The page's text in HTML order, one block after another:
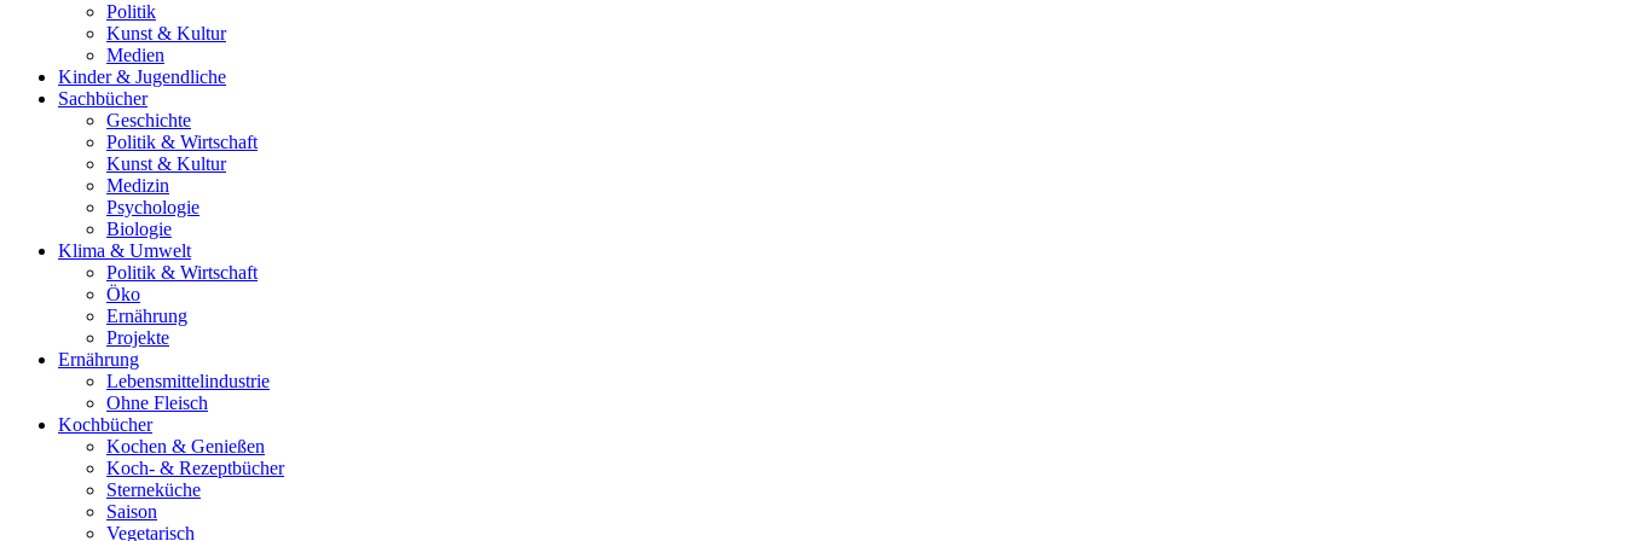
Politik
Kunst & Kultur
Medien
Kinder & Jugendliche
Sachbücher
Geschichte
Politik & Wirtschaft
Kunst & Kultur
Medizin
Psychologie
Biologie
Klima & Umwelt
Politik & Wirtschaft
Öko
Ernährung
Projekte
Ernährung
Lebensmittelindustrie
Ohne Fleisch
Kochbücher
Kochen & Genießen
Koch- & Rezeptbücher
Sterneküche
Saison
Vegetarisch